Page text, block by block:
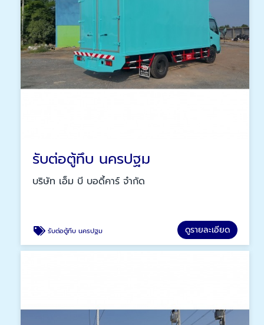
รับต่อตู้ทึบ นครปฐม
บริษัท เอ็ม บี บอดี้คาร์ จำกัด
รับต่อตู้ทึบ นครปฐม ดูรายละเอียด